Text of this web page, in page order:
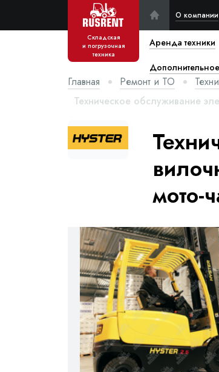
Складская
и погрузочная
техника
О компании
Аренда техники
Главная Ремонт и ТО
Техническое обслуживание
мото-